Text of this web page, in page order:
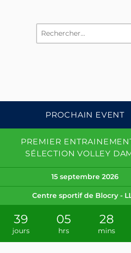
PROCHAIN EVENT
PREMIER
SÉLECTION VOLLEY
15 septembre 2026
Centre sportif de Blocry -
39
jours
05
hrs
28
mins